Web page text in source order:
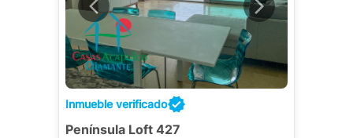
Inmueble verificado
Península Loft 427